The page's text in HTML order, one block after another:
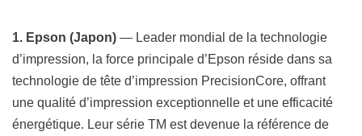
1. Epson (Japon) — Leader mondial de la technologie
d’impression, la force principale d’Epson réside dans sa
technologie de tête d’impression PrecisionCore, offrant
une qualité d’impression exceptionnelle et une efficacité
énergétique. Leur série TM est devenue la référence de